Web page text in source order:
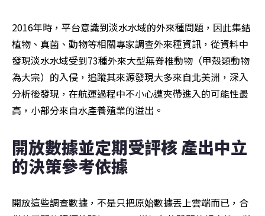
2016年時，平台意識到淡水水域的外來種問題，因此集結
植物、真菌、動物等相關專家調查外來種資訊，從資料中
發現淡水水域受到73種外來大型無脊椎動物（甲殼類動物
為大宗）的入侵，追蹤其來源發現大多來自北美洲，深入
分析後發現，在航運過程中不小心遭夾帶進入的可能性最
高，小部分來自水產養殖業的溢出。
開放數據並定期受評核 產出中立
的決策參考依據
開放這些調查數據，不是只把原始數據丟上雲端而已，合